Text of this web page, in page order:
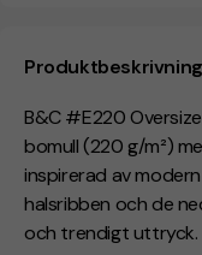
Produktbeskrivning
B&C #E220
bomull (220 g/m²)
inspirerad av
halsribben och de
och trendigt uttryck.